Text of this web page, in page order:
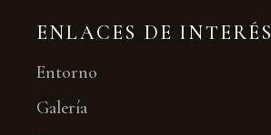
ENLACES DE INTERÉS
Entorno
Galería